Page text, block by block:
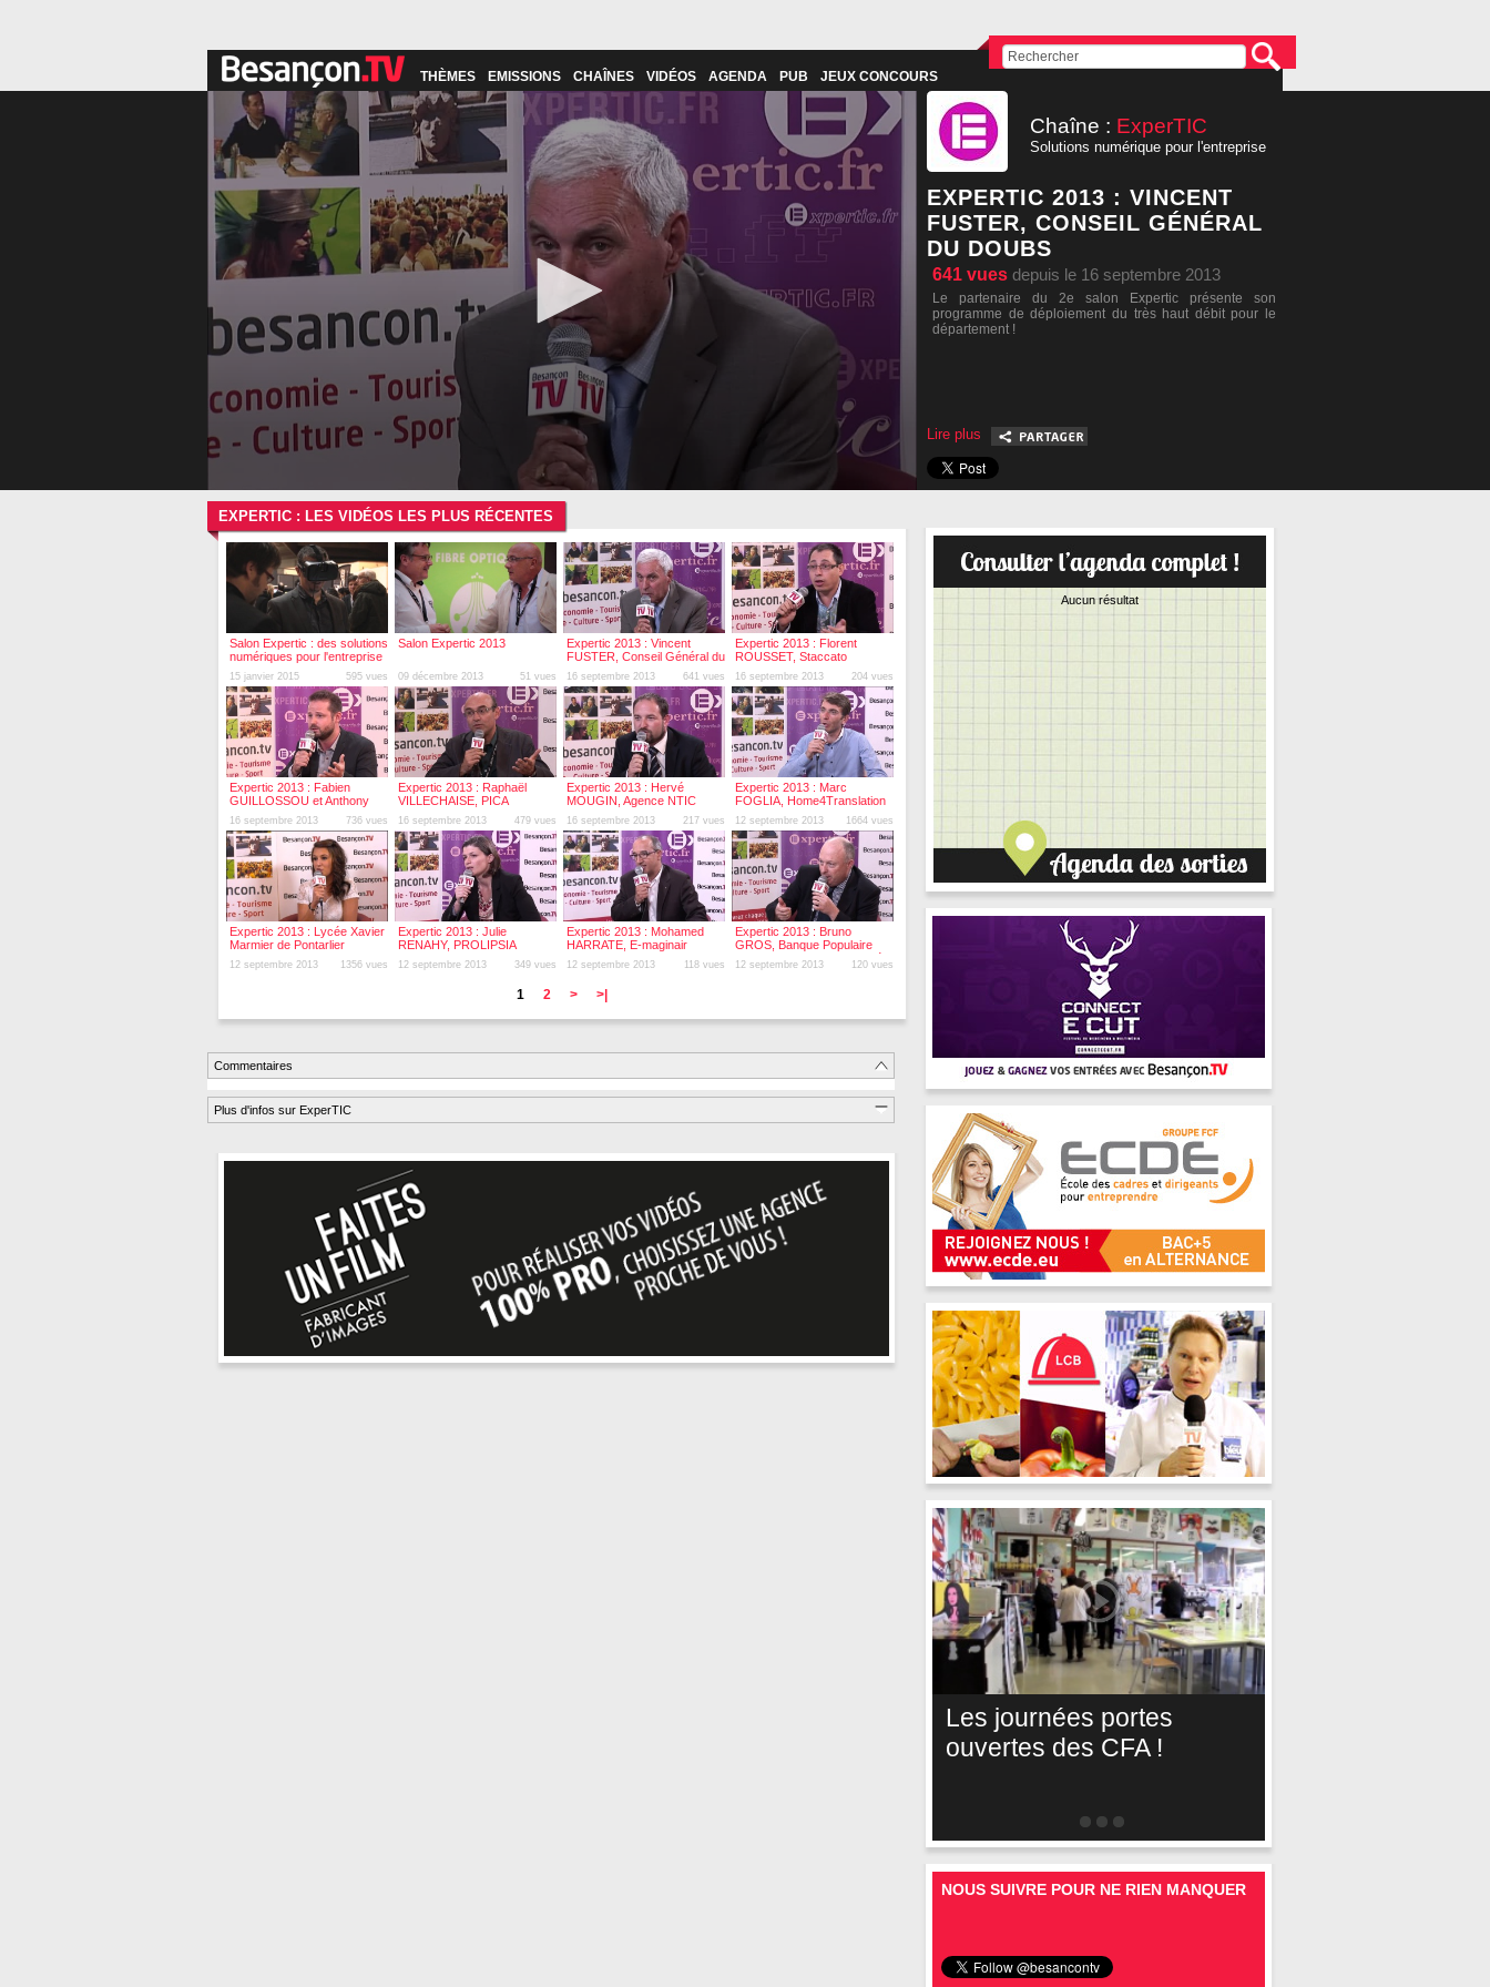
THÈMES EMISSIONS CHAÎNES VIDÉOS AGENDA PUB JEUX CONCOURS
Chaîne : ExperTIC
Solutions numérique pour l'entreprise
EXPERTIC 2013 : VINCENT
FUSTER, CONSEIL GÉNÉRAL
DU DOUBS
641 vues depuis le 16 septembre 2013
Le partenaire du 2e salon Expertic présente son
programme de déploiement du très haut débit pour le
département !
Lire plus
EXPERTIC : LES VIDÉOS LES PLUS RÉCENTES
Salon Expertic : des solutions
numériques pour l'entreprise
15 janvier 2015 595 vues
Salon Expertic 2013
09 décembre 2013 51 vues
Expertic 2013 : Vincent
FUSTER, Conseil Général du
Doubs
16 septembre 2013 641 vues
Expertic 2013 : Florent
ROUSSET, Staccato
16 septembre 2013 204 vues
Expertic 2013 : Fabien
GUILLOSSOU et Anthony
MAHDJOUB, Orixa Media
16 septembre 2013 736 vues
Expertic 2013 : Raphaël
VILLECHAISE, PICA
16 septembre 2013 479 vues
Expertic 2013 : Hervé
MOUGIN, Agence NTIC
Bourgogne
16 septembre 2013 217 vues
Expertic 2013 : Marc
FOGLIA, Home4Translation
12 septembre 2013 1664 vues
Expertic 2013 : Lycée Xavier
Marmier de Pontarlier
12 septembre 2013 1356 vues
Expertic 2013 : Julie
RENAHY, PROLIPSIA
12 septembre 2013 349 vues
Expertic 2013 : Mohamed
HARRATE, E-maginair
12 septembre 2013 118 vues
Expertic 2013 : Bruno
GROS, Banque Populaire
Bourgogne Franche-Comté
12 septembre 2013 120 vues
1 2 > >|
Commentaires
Plus d'infos sur ExperTIC
Aucun résultat
Les journées portes
ouvertes des CFA !
NOUS SUIVRE POUR NE RIEN MANQUER